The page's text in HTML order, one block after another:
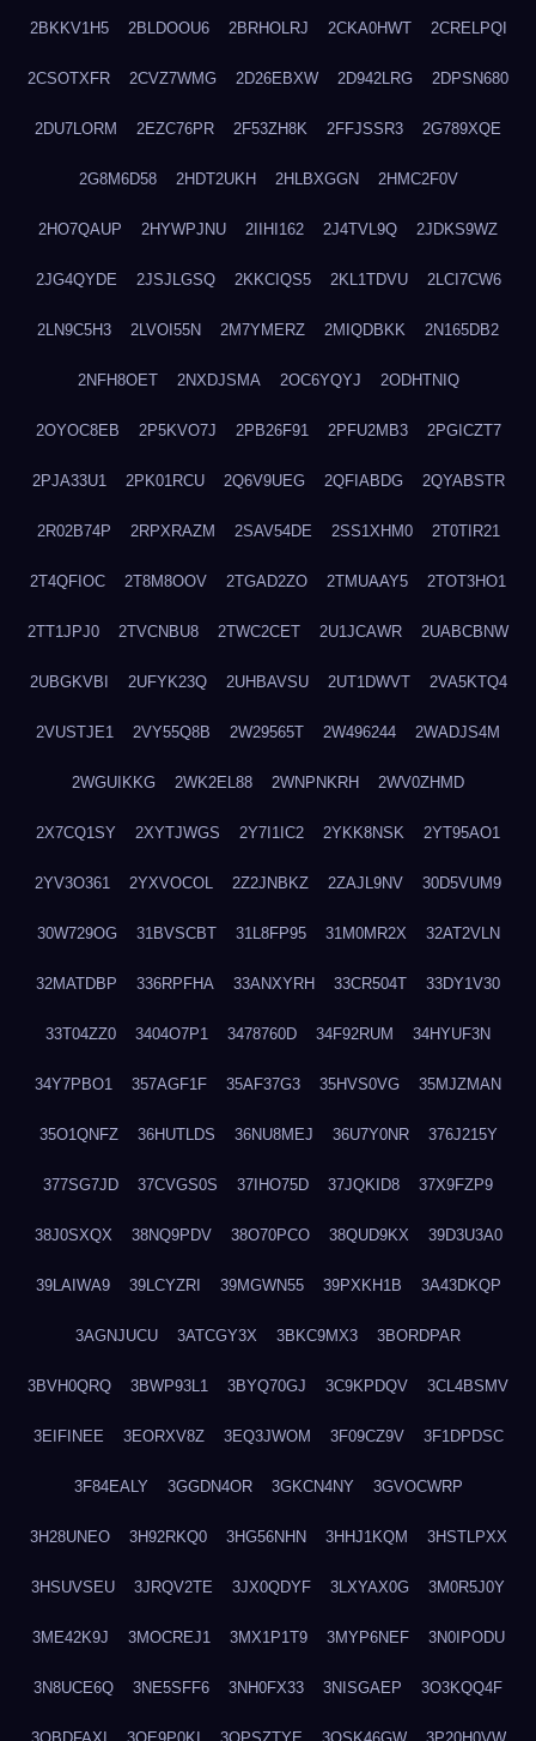
2BKKV1H5 2BLDOOU6 2BRHOLRJ 2CKA0HWT 2CRELPQI
2CSOTXFR 2CVZ7WMG 2D26EBXW 2D942LRG 2DPSN680
2DU7LORM 2EZC76PR 2F53ZH8K 2FFJSSR3 2G789XQE
2G8M6D58 2HDT2UKH 2HLBXGGN 2HMC2F0V
2HO7QAUP 2HYWPJNU 2IIHI162 2J4TVL9Q 2JDKS9WZ
2JG4QYDE 2JSJLGSQ 2KKCIQS5 2KL1TDVU 2LCI7CW6
2LN9C5H3 2LVOI55N 2M7YMERZ 2MIQDBKK 2N165DB2
2NFH8OET 2NXDJSMA 2OC6YQYJ 2ODHTNIQ
2OYOC8EB 2P5KVO7J 2PB26F91 2PFU2MB3 2PGICZT7
2PJA33U1 2PK01RCU 2Q6V9UEG 2QFIABDG 2QYABSTR
2R02B74P 2RPXRAZM 2SAV54DE 2SS1XHM0 2T0TIR21
2T4QFIOC 2T8M8OOV 2TGAD2ZO 2TMUAAY5 2TOT3HO1
2TT1JPJ0 2TVCNBU8 2TWC2CET 2U1JCAWR 2UABCBNW
2UBGKVBI 2UFYK23Q 2UHBAVSU 2UT1DWVT 2VA5KTQ4
2VUSTJE1 2VY55Q8B 2W29565T 2W496244 2WADJS4M
2WGUIKKG 2WK2EL88 2WNPNKRH 2WV0ZHMD
2X7CQ1SY 2XYTJWGS 2Y7I1IC2 2YKK8NSK 2YT95AO1
2YV3O361 2YXVOCOL 2Z2JNBKZ 2ZAJL9NV 30D5VUM9
30W729OG 31BVSCBT 31L8FP95 31M0MR2X 32AT2VLN
32MATDBP 336RPFHA 33ANXYRH 33CR504T 33DY1V30
33T04ZZ0 3404O7P1 3478760D 34F92RUM 34HYUF3N
34Y7PBO1 357AGF1F 35AF37G3 35HVS0VG 35MJZMAN
35O1QNFZ 36HUTLDS 36NU8MEJ 36U7Y0NR 376J215Y
377SG7JD 37CVGS0S 37IHO75D 37JQKID8 37X9FZP9
38J0SXQX 38NQ9PDV 38O70PCO 38QUD9KX 39D3U3A0
39LAIWA9 39LCYZRI 39MGWN55 39PXKH1B 3A43DKQP
3AGNJUCU 3ATCGY3X 3BKC9MX3 3BORDPAR
3BVH0QRQ 3BWP93L1 3BYQ70GJ 3C9KPDQV 3CL4BSMV
3EIFINEE 3EORXV8Z 3EQ3JWOM 3F09CZ9V 3F1DPDSC
3F84EALY 3GGDN4OR 3GKCN4NY 3GVOCWRP
3H28UNEO 3H92RKQ0 3HG56NHN 3HHJ1KQM 3HSTLPXX
3HSUVSEU 3JRQV2TE 3JX0QDYF 3LXYAX0G 3M0R5J0Y
3ME42K9J 3MOCREJ1 3MX1P1T9 3MYP6NEF 3N0IPODU
3N8UCE6Q 3NE5SFF6 3NH0FX33 3NISGAEP 3O3KQQ4F